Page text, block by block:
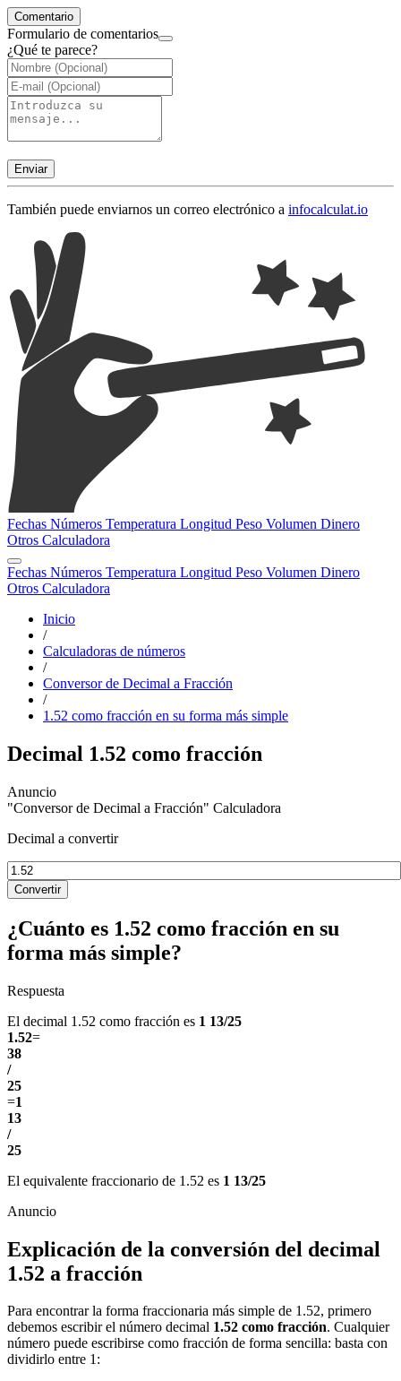
Comentario
Formulario de comentarios
¿Qué te parece?
Enviar
También puede enviarnos un correo electrónico a infocalculat.io
Fechas Números Temperatura Longitud Peso Volumen Dinero
Otros Calculadora
Fechas Números Temperatura Longitud Peso Volumen Dinero
Otros Calculadora
Inicio
/
Calculadoras de números
/
Conversor de Decimal a Fracción
/
1.52 como fracción en su forma más simple
Decimal 1.52 como fracción
"Conversor de Decimal a Fracción" Calculadora
Decimal a convertir
Convertir
¿Cuánto es 1.52 como fracción en su
forma más simple?
Respuesta
El decimal 1.52 como fracción es 1 13/25
1.52=
38
/
25
=1
13
/
25
El equivalente fraccionario de 1.52 es 1 13/25
Explicación de la conversión del decimal
1.52 a fracción
Para encontrar la forma fraccionaria más simple de 1.52, primero
debemos escribir el número decimal 1.52 como fracción. Cualquier
número puede escribirse como fracción de forma sencilla: basta con
dividirlo entre 1: